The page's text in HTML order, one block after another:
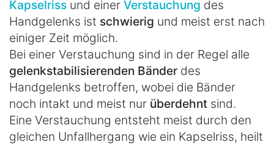
Kapselriss und einer Verstauchung des
Handgelenks ist schwierig und meist erst nach
einiger Zeit möglich.
Bei einer Verstauchung sind in der Regel alle
gelenkstabilisierenden Bänder des
Handgelenks betroffen, wobei die Bänder
noch intakt und meist nur überdehnt sind.
Eine Verstauchung entsteht meist durch den
gleichen Unfallhergang wie ein Kapselriss, heilt